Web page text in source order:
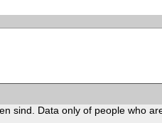
sind. Data only of people who